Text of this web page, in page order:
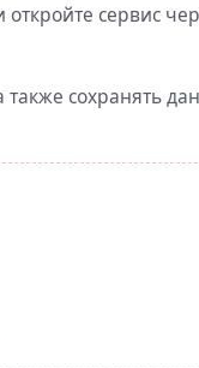
сервис
сохранять